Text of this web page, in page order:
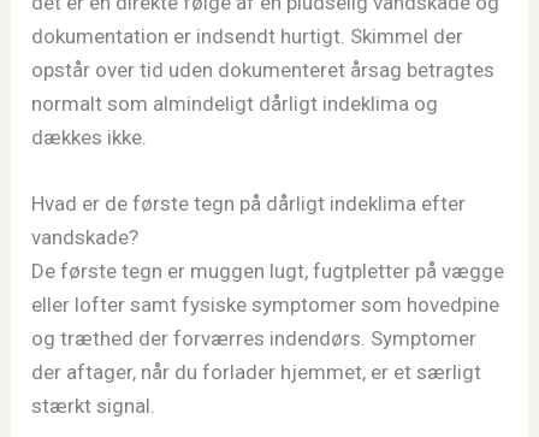
dokumentation er indsendt hurtigt. Skimmel der
opstår over tid uden dokumenteret årsag betragtes
normalt som almindeligt dårligt indeklima og
dækkes ikke.
Hvad er de første tegn på dårligt indeklima efter
vandskade?
De første tegn er muggen lugt, fugtpletter på vægge
eller lofter samt fysiske symptomer som hovedpine
og træthed der forværres indendørs. Symptomer
der aftager, når du forlader hjemmet, er et særligt
stærkt signal.